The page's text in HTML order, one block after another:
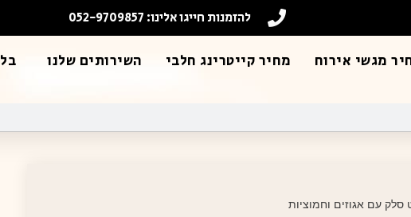
להזמנות חייגו אלינו: 052-9709857
מגשי אירוח מחיר קייטרינג חלבי השירותים שלנו
עם אגוזים וחמוציות